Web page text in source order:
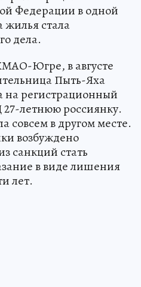
Федерации в одной
жилья стала
дела.
Югре, в августе
Пыть-Яха
на регистрационный
летнюю россиянку.
совсем в другом месте.
возбуждено
санкций стать
в виде лишения
лет.